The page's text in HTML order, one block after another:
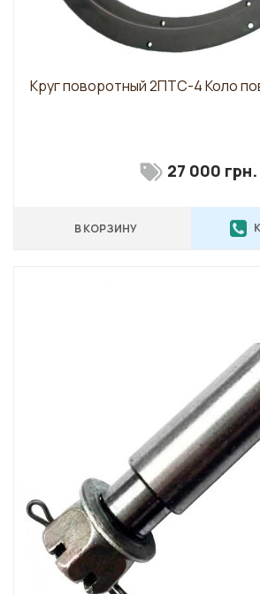
Круг поворотный 2ПТС-4 Коло
27 000 грн.
В КОРЗИНУ